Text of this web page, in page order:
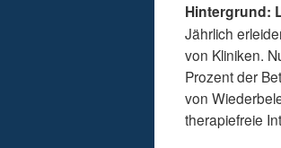
Hintergrund:
Jährlich
von Kliniken.
Prozent der
von
therapiefreie